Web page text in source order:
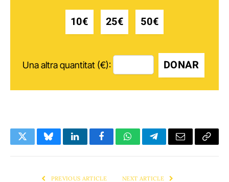
10€ 25€ 50€
Una altra quantitat (€): DONAR
TwitterBlueskyLinkedInFacebookWhatsAppTelegramEmail Copy
PREVIOUS ARTICLE NEXT ARTICLE